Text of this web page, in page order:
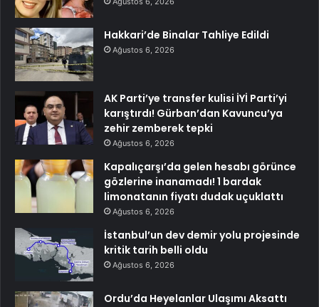
Hakkari’de Binalar Tahliye Edildi
Ağustos 6, 2026
AK Parti’ye transfer kulisi İYİ Parti’yi
karıştırdı! Gürban’dan Kavuncu’ya
zehir zemberek tepki
Ağustos 6, 2026
Kapalıçarşı’da gelen hesabı görünce
gözlerine inanamadı! 1 bardak
limonatanın fiyatı dudak uçuklattı
Ağustos 6, 2026
İstanbul’un dev demir yolu projesinde
kritik tarih belli oldu
Ağustos 6, 2026
Ordu’da Heyelanlar Ulaşımı Aksattı